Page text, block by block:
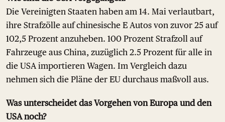
Die Vereinigten Staaten haben am 14. Mai verlautbart,
ihre Strafzölle auf chinesische E Autos von zuvor 25 auf
102,5 Prozent anzuheben. 100 Prozent Strafzoll auf
Fahrzeuge aus China, zuzüglich 2.5 Prozent für alle in
die USA importieren Wagen. Im Vergleich dazu
nehmen sich die Pläne der EU durchaus maßvoll aus.
Was unterscheidet das Vorgehen von Europa und den
USA noch?